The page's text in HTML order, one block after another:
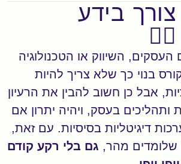
בידע
העסקים, השיווק או הטכנולוגיה
בנוי כך שלא צריך להיות
אבל כן חשוב להבין את הרעיון
ותהליכים בעסק, ויהיה יתרון אם
דיגיטליות בסיסיות. עם זאת,
מהר, גם בלי רקע קודם